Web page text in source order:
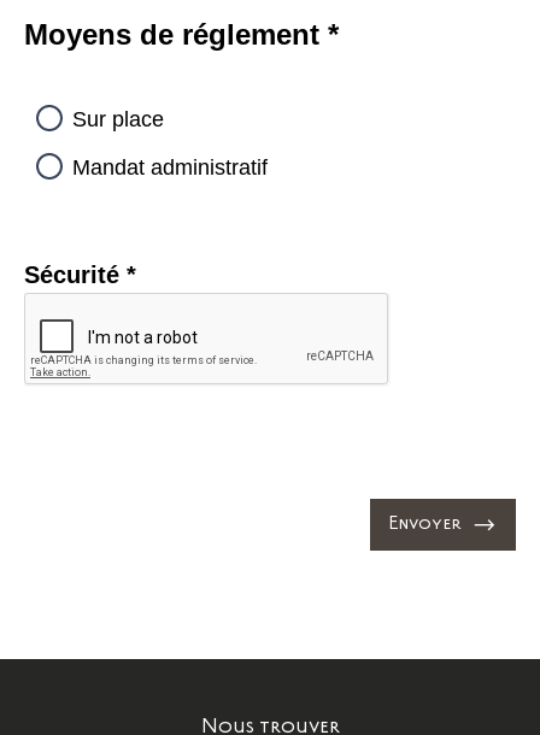
Moyens de réglement *
Sur place
Mandat administratif
Sécurité *
Envoyer
Nous trouver